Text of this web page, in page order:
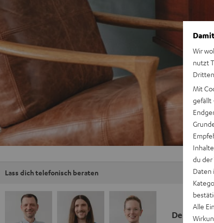
Lass dich telefonisch beraten
Deine
Wir
nutzt
Mit
gefällt
du der
Daten
Alle